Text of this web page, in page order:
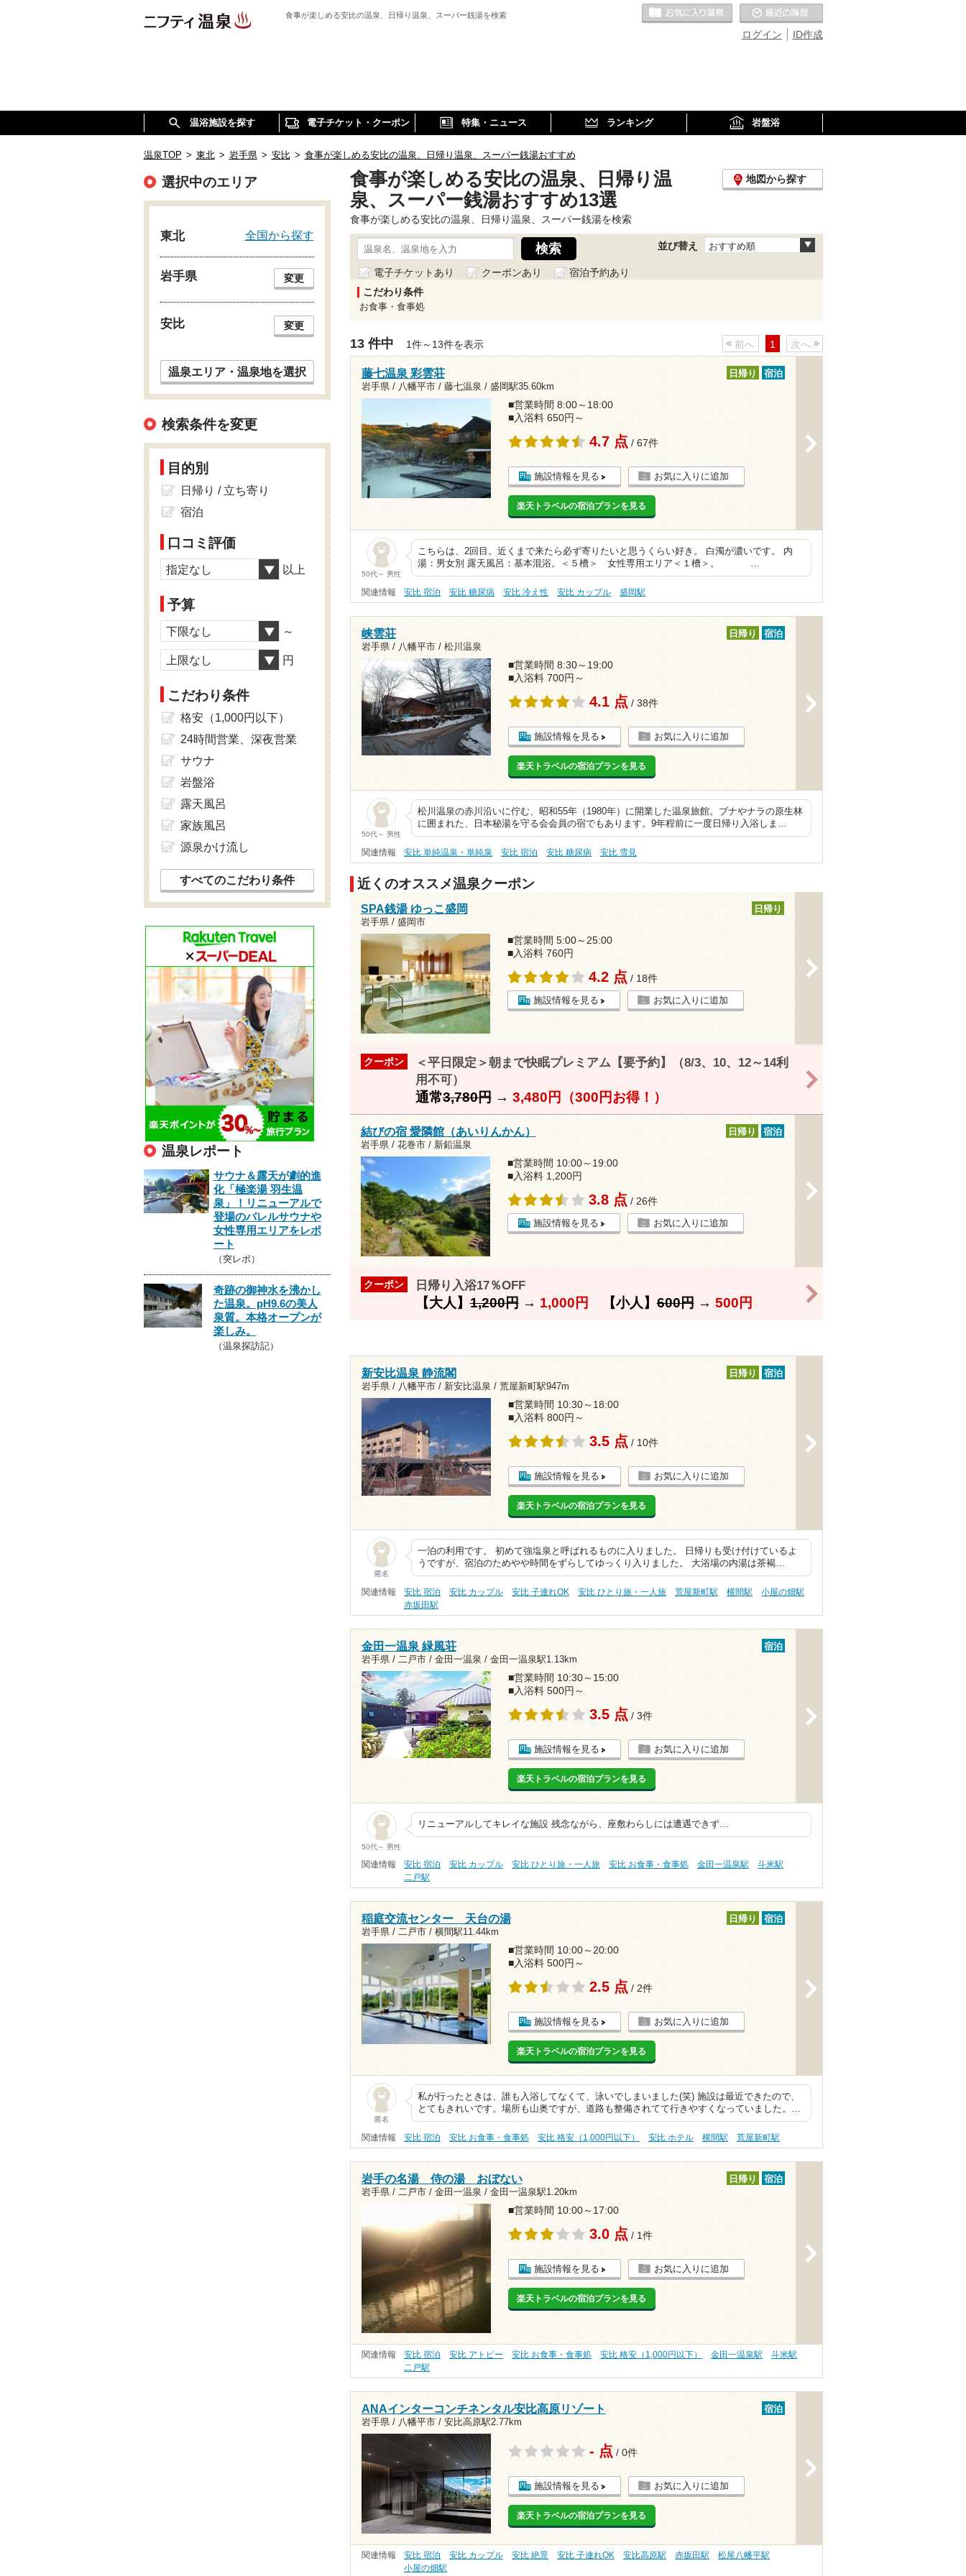
食事が楽しめる安比の温泉、日帰り温泉、スーパー銭湯を検索
ID作成
ログイン
お気に入りの温泉
温浴施設を探す 電子チケット・クーポン 特集・ニュース ランキング 岩盤浴
温泉TOP > 東北 > 岩手県 > 安比 > 食事が楽しめる安比の温泉、日帰り温泉、スーパー銭湯おすすめ
食事が楽しめる安比の温泉、日帰り温
泉、スーパー銭湯おすすめ13選
地図から探す
食事が楽しめる安比の温泉、日帰り温泉、スーパー銭湯を検索
並び替え おすすめ順
電子チケットあり クーポンあり
宿泊予約あり
こだわり条件
お食事・食事処
13 件中 1件～13件を表示 前へ 1 次へ
藤七温泉 彩雲荘
岩手県 / 八幡平市 / 藤七温泉 / 盛岡駅35.60km
日帰り 宿泊
■営業時間 8:00～18:00
■入浴料 650円～
4.7 点 / 67件
施設情報を見る お気に入りに追加
楽天トラベルの宿泊プランを見る
50代～ 男性
こちらは、2回目。近くまで来たら必ず寄りたいと思うくらい好き。 白濁が濃いです。 内
湯：男女別 露天風呂：基本混浴。＜５槽＞ 女性専用エリア＜１槽＞。 …
関連情報 安比 宿泊 安比 糖尿病 安比 冷え性 安比 カップル 盛岡駅
峡雲荘
岩手県 / 八幡平市 / 松川温泉
日帰り 宿泊
■営業時間 8:30～19:00
■入浴料 700円～
4.1 点 / 38件
施設情報を見る お気に入りに追加
楽天トラベルの宿泊プランを見る
50代～ 男性
松川温泉の赤川沿いに佇む、昭和55年（1980年）に開業した温泉旅館。ブナやナラの原生林
に囲まれた、日本秘湯を守る会会員の宿でもあります。9年程前に一度日帰り入浴しま…
関連情報 安比 単純温泉・単純泉 安比 宿泊 安比 糖尿病 安比 雪見
近くのオススメ温泉クーポン
SPA銭湯 ゆっこ盛岡
岩手県 / 盛岡市
日帰り
■営業時間 5:00～25:00
■入浴料 760円
4.2 点 / 18件
施設情報を見る お気に入りに追加
クーポン
＜平日限定＞朝まで快眠プレミアム【要予約】（8/3、10、12～14利
用不可）
通常3,780円→ 3,480円（300円お得！）
結びの宿 愛隣館（あいりんかん）
岩手県 / 花巻市 / 新鉛温泉
日帰り 宿泊
■営業時間 10:00～19:00
■入浴料 1,200円
3.8 点 / 26件
施設情報を見る お気に入りに追加
クーポン 日帰り入浴17％OFF
【大人】1,200円→ 1,000円 【小人】600円→ 500円
新安比温泉 静流閣
岩手県 / 八幡平市 / 新安比温泉 / 荒屋新町駅947m
日帰り 宿泊
■営業時間 10:30～18:00
■入浴料 800円～
3.5 点 / 10件
施設情報を見る お気に入りに追加
楽天トラベルの宿泊プランを見る
匿名
一泊の利用です。 初めて強塩泉と呼ばれるものに入りました。 日帰りも受け付けているよ
うですが、宿泊のためやや時間をずらしてゆっくり入りました。 大浴場の内湯は茶褐…
関連情報 安比 宿泊 安比 カップル 安比 子連れOK 安比 ひとり旅・一人旅 荒屋新町駅 横間駅
小屋の畑駅
赤坂田駅
金田一温泉 緑風荘
岩手県 / 二戸市 / 金田一温泉 / 金田一温泉駅1.13km
宿泊
■営業時間 10:30～15:00
■入浴料 500円～
3.5 点 / 3件
施設情報を見る お気に入りに追加
楽天トラベルの宿泊プランを見る
50代～ 男性
リニューアルしてキレイな施設 残念ながら、座敷わらしには遭遇できず…
関連情報 安比 宿泊 安比 カップル 安比 ひとり旅・一人旅 安比 お食事・食事処 金田一温泉駅
斗米駅
二戸駅
稲庭交流センター 天台の湯
岩手県 / 二戸市 / 横間駅11.44km
日帰り 宿泊
■営業時間 10:00～20:00
■入浴料 500円～
2.5 点 / 2件
施設情報を見る お気に入りに追加
楽天トラベルの宿泊プランを見る
匿名
私が行ったときは、誰も入浴してなくて、泳いでしまいました(笑) 施設は最近できたので、
とてもきれいです。場所も山奥ですが、道路も整備されてて行きやすくなっていました。…
関連情報 安比 宿泊 安比 お食事・食事処 安比 格安（1,000円以下） 安比 ホテル 横間駅 荒屋新町駅
岩手の名湯 侍の湯 おぼない
岩手県 / 二戸市 / 金田一温泉 / 金田一温泉駅1.20km
日帰り 宿泊
■営業時間 10:00～17:00
3.0 点 / 1件
施設情報を見る お気に入りに追加
楽天トラベルの宿泊プランを見る
関連情報 安比 宿泊 安比 アトピー 安比 お食事・食事処 安比 格安（1,000円以下） 金田一温泉駅
斗米駅
二戸駅
ANAインターコンチネンタル安比高原リゾート
岩手県 / 八幡平市 / 安比高原駅2.77km
宿泊
- 点 / 0件
施設情報を見る お気に入りに追加
楽天トラベルの宿泊プランを見る
関連情報 安比 宿泊 安比 カップル 安比 絶景 安比 子連れOK 安比高原駅 赤坂田駅
松尾八幡平駅
小屋の畑駅
選択中のエリア
東北 全国から探す
岩手県 変更
安比 変更
温泉エリア・温泉地を選択
検索条件を変更
目的別
日帰り / 立ち寄り
宿泊
口コミ評価
指定なし 以上
予算
下限なし ～
上限なし 円
こだわり条件
格安（1,000円以下）
24時間営業、深夜営業
サウナ
岩盤浴
露天風呂
家族風呂
源泉かけ流し
すべてのこだわり条件
温泉レポート
サウナ＆露天が劇的進
化「極楽湯 羽生温
泉」！リニューアルで
登場のバレルサウナや
女性専用エリアをレポ
ート
（突レポ）
奇跡の御神水を沸かし
た温泉。pH9.6の美人
泉質。本格オープンが
楽しみ。
（温泉探訪記）